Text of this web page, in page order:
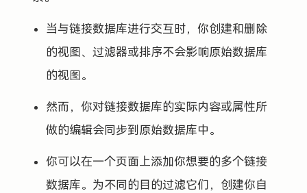
当与链接数据库进行交互时，你创建和删除
的视图、过滤器或排序不会影响原始数据库
的视图。
然而，你对链接数据库的实际内容或属性所
做的编辑会同步到原始数据库中。
你可以在一个页面上添加你想要的多个链接
数据库。为不同的目的过滤它们，创建你自